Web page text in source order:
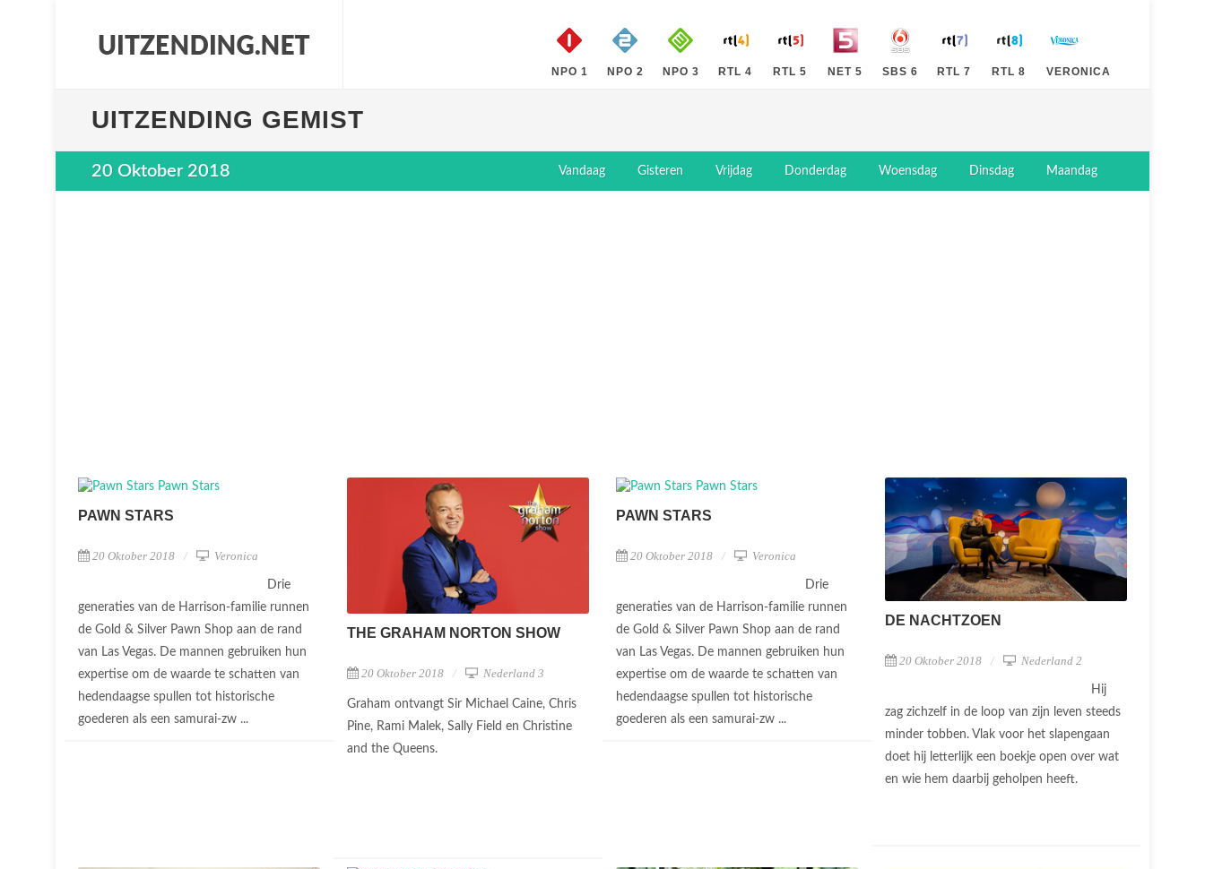
NPO 1 NPO 2 NPO 3 RTL 4 RTL 5 NET 5 SBS 6 RTL 7 RTL 8 VERONICA
UITZENDING GEMIST
20 Oktober 2018 Vandaag Gisteren Vrijdag Donderdag Woensdag Dinsdag Maandag
PAWN STARS
20 Oktober 2018 Veronica
Drie
generaties van de Harrison-familie runnen
de Gold & Silver Pawn Shop aan de rand
van Las Vegas. De mannen gebruiken hun
expertise om de waarde te schatten van
hedendaagse spullen tot historische
goederen als een samurai-zw ...
THE GRAHAM NORTON SHOW
20 Oktober 2018 Nederland 3
Graham ontvangt Sir Michael Caine, Chris
Pine, Rami Malek, Sally Field en Christine
and the Queens.
PAWN STARS
20 Oktober 2018 Veronica
Drie
generaties van de Harrison-familie runnen
de Gold & Silver Pawn Shop aan de rand
van Las Vegas. De mannen gebruiken hun
expertise om de waarde te schatten van
hedendaagse spullen tot historische
goederen als een samurai-zw ...
DE NACHTZOEN
20 Oktober 2018 Nederland 2
Hij
zag zichzelf in de loop van zijn leven steeds
minder tobben. Vlak voor het slapengaan
doet hij letterlijk een boekje open over wat
en wie hem daarbij geholpen heeft.